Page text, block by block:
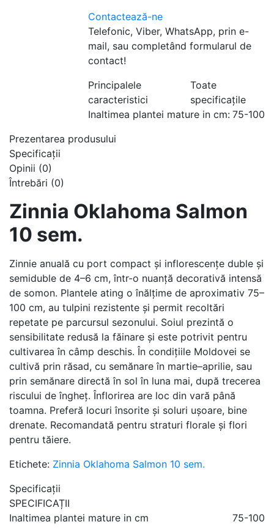
Principalele
caracteristici
Toate
specificațile
Inaltimea plantei mature in cm: 75-100
Contactează-ne
Telefonic, Viber, WhatsApp, prin e-
mail, sau completând formularul de
contact!
Prezentarea produsului
Specificaţii
Opinii (0)
Întrebări (0)
Zinnia Oklahoma Salmon
10 sem.
Zinnie anuală cu port compact și inflorescențe duble și
semiduble de 4–6 cm, într-o nuanță decorativă intensă
de somon. Plantele ating o înălțime de aproximativ 75–
100 cm, au tulpini rezistente și permit recoltări
repetate pe parcursul sezonului. Soiul prezintă o
sensibilitate redusă la făinare și este potrivit pentru
cultivarea în câmp deschis. În condițiile Moldovei se
cultivă prin răsad, cu semănare în martie–aprilie, sau
prin semănare directă în sol în luna mai, după trecerea
riscului de îngheț. Înflorirea are loc din vară până
toamna. Preferă locuri însorite și soluri ușoare, bine
drenate. Recomandată pentru straturi florale și flori
pentru tăiere.
Etichete: Zinnia Oklahoma Salmon 10 sem.
Specificații
SPECIFICAȚII
Inaltimea plantei mature in cm
75-100